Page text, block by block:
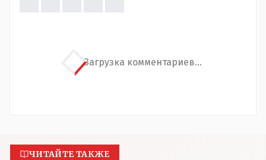
Загрузка комментариев...
ЧИТАЙТЕ ТАКЖЕ